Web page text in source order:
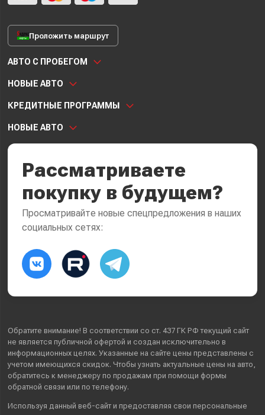
Проложить маршрут
АВТО С ПРОБЕГОМ
НОВЫЕ АВТО
КРЕДИТНЫЕ ПРОГРАММЫ
НОВЫЕ АВТО
Рассматриваете
покупку в будущем?
Просматривайте новые спецпредложения в наших
социальных сетях:
Обратите внимание! В соответствии со ст. 437 ГК РФ текущий сайт
не является публичной офертой и создан исключительно в
информационных целях. Указанные на сайте цены представлены с
учетом имеющихся скидок. Чтобы узнать актуальные цены на авто,
обратитесь к менеджеру по продажам при помощи формы
обратной связи или по телефону.
Используя данный веб-сайт и предоставляя свои персональные